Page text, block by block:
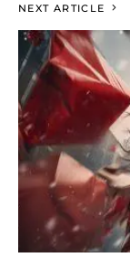
NEXT ARTICLE